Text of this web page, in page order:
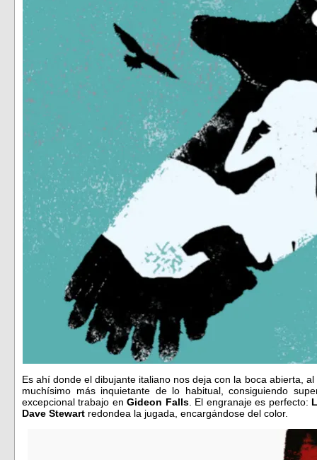
Es ahí donde el dibujante italiano nos deja con la boca abierta,
muchísimo más inquietante de lo habitual, consiguiendo
excepcional trabajo enGideon Falls . El engranaje es perfecto:
Dave Stewart redondea la jugada, encargándose del color.